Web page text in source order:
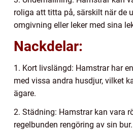
roliga att titta på, särskilt när de
omgivning eller leker med sina
Nackdelar:
1. Kort livslängd: Hamstrar har
med vissa andra husdjur, vilket
ägare.
2. Städning: Hamstrar kan vara
regelbunden rengöring av sin bur.